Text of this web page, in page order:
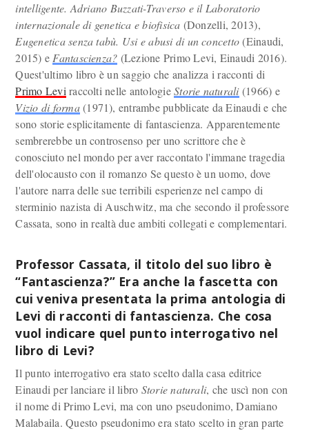
intelligente. Adriano Buzzati-Traverso e il Laboratorio
internazionale di genetica e biofisica (Donzelli, 2013),
Eugenetica senza tabù. Usi e abusi di un concetto(Einaudi,
2015) e Fantascienza? (Lezione Primo Levi, Einaudi 2016).
Quest'ultimo libro è un saggio che analizza i racconti di
Primo Levi raccolti nelle antologieStorie naturali(1966) e
Vizio di forma(1971), entrambe pubblicate da Einaudi e che
sono storie esplicitamente di fantascienza. Apparentemente
sembrerebbe un controsenso per uno scrittore che è
conosciuto nel mondo per aver raccontato l'immane tragedia
dell'olocausto con il romanzo Se questo è un uomo, dove
l'autore narra delle sue terribili esperienze nel campo di
sterminio nazista di Auschwitz, ma che secondo il professore
Cassata, sono in realtà due ambiti collegati e complementari.
Professor Cassata, il titolo del suo libro è
“Fantascienza?” Era anche la fascetta con
cui veniva presentata la prima antologia di
Levi di racconti di fantascienza. Che cosa
vuol indicare quel punto interrogativo nel
libro di Levi?
Il punto interrogativo era stato scelto dalla casa editrice
Einaudi per lanciare il libro Storie naturali, che uscì non con
il nome di Primo Levi, ma con uno pseudonimo, Damiano
Malabaila. Questo pseudonimo era stato scelto in gran parte